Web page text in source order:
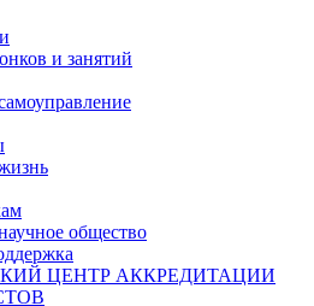
и занятий
общество
ЦЕНТР АККРЕДИТАЦИИ